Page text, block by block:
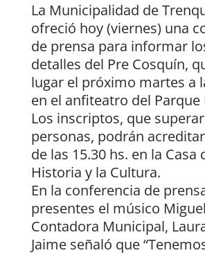
La Municipalidad de
ofreció hoy (viernes) una
de prensa para informar
detalles del Pre Cosquín,
lugar el próximo martes a
en el anfiteatro del Parque
Los inscriptos, que
personas, podrán
de las 15.30 hs. en la Casa
Historia y la Cultura.
En la conferencia de
presentes el músico
Contadora Municipal,
Jaime señaló que